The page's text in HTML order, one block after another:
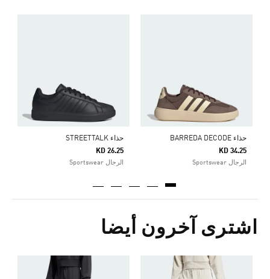
حذاء BARREDA DECODE
KD 34.25
الرجال Sportswear
حذاء STREETTALK
KD 26.25
الرجال Sportswear
اشترى آخرون أيضا